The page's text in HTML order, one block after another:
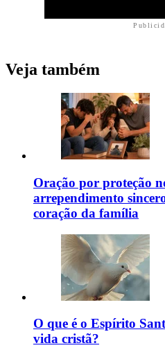
Veja também
Oração por proteção
arrependimento
coração da família
O que é o Espírito
vida cristã?